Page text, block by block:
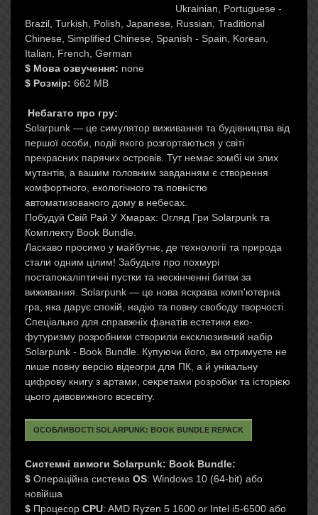
Ukrainian, Portuguese -
Brazil, Turkish, Polish, Japanese, Russian, Traditional
Chinese, Simplified Chinese, Spanish - Spain, Korean,
Italian, French, German
$ Мова озвучення: none
$ Розмір: 662 MB
Небагато про гру:
Solarpunk — це симулятор виживання та будівництва від
першої особи, події якого розгортаються у світі
прекрасних парячих островів. Тут немає зомбі чи злих
мутантів, а вашим головним завданням є створення
комфортного, екологічного та повністю
автоматизованого дому в небесах.
Побудуй Свій Рай У Хмарах: Огляд Гри Solarpunk та
Комплекту Book Bundle.
Ласкаво просимо у майбутнє, де технології та природа
стали одним цілим! Забудьте про похмурі
постапокаліптичні пустки та нескінченні битви за
виживання. Solarpunk — це нова яскрава комп'ютерна
гра, яка дарує спокій, надію та повну свободу творчості.
Спеціально для справжніх фанатів естетики еко-
футуризму розробники створили ексклюзивний набір
Solarpunk - Book Bundle. Купуючи його, ви отримуєте не
лише повну версію відеогри для ПК, а й унікальну
цифрову книгу з артами, секретами розробки та історією
цього дивовижного всесвіту.
ОСОБЛИВОСТІ SOLARPUNK: BOOK BUNDLE REPACK
Системні вимоги Solarpunk: Book Bundle:
$ Операційна система OS: Windows 10 (64-bit) або
новійша
$ Процесор CPU: AMD Ryzen 5 1600 or Intel i5-6500 або